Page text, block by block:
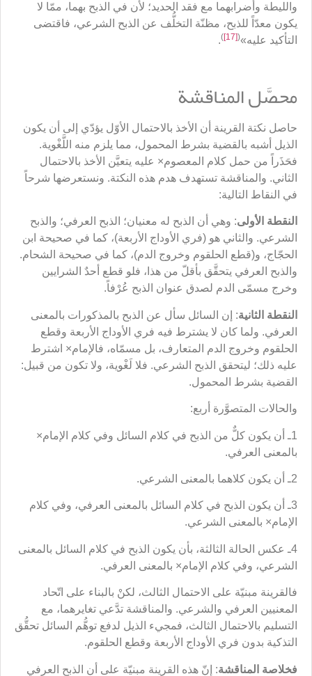
والليطة وأضرابهما مع فقد الحديد؛ لأن في الذبح بهما، ممّا لا
يكون معدّاً للذبح، مظنّة التخلُّف عن الذبح الشرعي، فاقتضى
التأكيد عليه»(
[17]
)
.
محصَّل المناقشة
حاصل نكتة القرينة أن الأخذ بالاحتمال الأوّل يؤدّي إلى أن يكون
الذيل أشبه بالقضية بشرط المحمول، مما يلزم منه اللَّغْوية.
فحَذَراً من حمل كلام المعصوم× عليه يتعيَّن الأخذ بالاحتمال
الثاني. والمناقشة تستهدف هدم هذه النكتة. ونستعرضها شرحاً
في النقاط التالية:
النقطة الأولى: وهي أن الذبح له معنيان؛ الذبح العرفي؛ والذبح
الشرعي. والثاني هو (فري الأوداج الأربعة)، كما في صحيحة ابن
الحجّاج، و(قطع الحلقوم وخروج الدم)، كما في صحيحة الشحام.
والذبح العرفي يتحقَّق بأقلّ من هذا، فلو قطع أحدٌ الشرايين
وخرج مسمّى الدم لصدق عنوان الذبح عُرْفاً.
النقطة الثانية: إن السائل سأل عن الذبح بالمذكورات بالمعنى
العرفي. ولما كان لا يشترط فيه فري الأوداج الأربعة وقطع
الحلقوم وخروج الدم المتعارف، بل مسمّاه، فالإمام× اشترط
عليه ذلك؛ ليتحقق الذبح الشرعي. فلا لَغْوية، ولا تكون من قبيل:
القضية بشرط المحمول.
والحالات المتصوَّرة أربع:
1ـ أن يكون كلٌّ من الذبح في كلام السائل وفي كلام الإمام×
بالمعنى العرفي.
2ـ أن يكون كلاهما بالمعنى الشرعي.
3ـ أن يكون الذبح في كلام السائل بالمعنى العرفي، وفي كلام
الإمام× بالمعنى الشرعي.
4ـ عكس الحالة الثالثة، بأن يكون الذبح في كلام السائل بالمعنى
الشرعي، وفي كلام الإمام× بالمعنى العرفي.
فالقرينة مبنيّة على الاحتمال الثالث، لكنْ بالبناء على اتّحاد
المعنيين العرفي والشرعي. والمناقشة تدَّعي تغايرهما، مع
التسليم بالاحتمال الثالث، فمجيء الذيل لدفع توهُّم السائل تحقُّق
التذكية بدون فري الأوداج الأربعة وقطع الحلقوم.
فخلاصة المناقشة: إنّ هذه القرينة مبنيّة على أن الذبح العرفي